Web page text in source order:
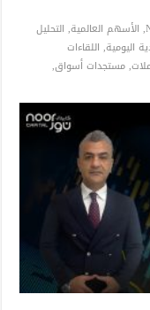
, الأسهم العالمية, التحليل
اليومية, اللقاءات
,مستجدات أسواق,